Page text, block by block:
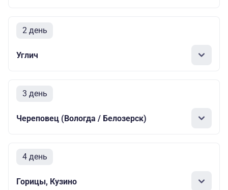
2 день
Углич
3 день
Череповец (Вологда / Белозерск)
4 день
Горицы, Кузино